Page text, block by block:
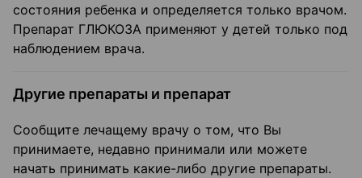
состояния ребенка и определяется только врачом.
Препарат ГЛЮКОЗА применяют у детей только под
наблюдением врача.
Другие препараты и препарат
Сообщите лечащему врачу о том, что Вы
принимаете, недавно принимали или можете
начать принимать какие-либо другие препараты.